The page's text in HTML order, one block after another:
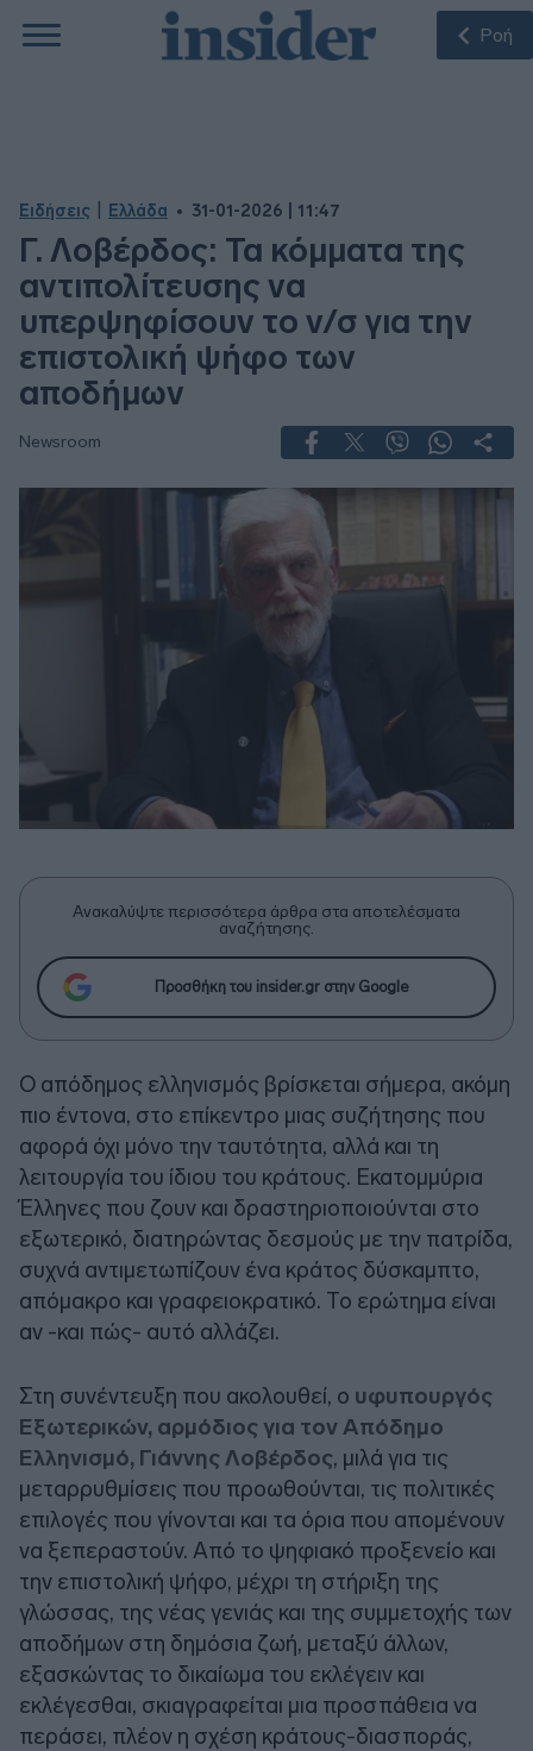
Ροή
Ειδήσεις Ελλάδα 31-01-2026 | 11:47
Γ. Λοβέρδος: Τα κόμματα της
αντιπολίτευσης να
υπερψηφίσουν το ν/σ για την
επιστολική ψήφο των
αποδήμων
Newsroom
Ανακαλύψτε περισσότερα άρθρα στα αποτελέσματα
αναζήτησης.
Προσθήκη του insider.gr στην Google
Ο απόδημος ελληνισμός βρίσκεται σήμερα, ακόμη
πιο έντονα, στο επίκεντρο μιας συζήτησης που
αφορά όχι μόνο την ταυτότητα, αλλά και τη
λειτουργία του ίδιου του κράτους. Εκατομμύρια
Έλληνες που ζουν και δραστηριοποιούνται στο
εξωτερικό, διατηρώντας δεσμούς με την πατρίδα,
συχνά αντιμετωπίζουν ένα κράτος δύσκαμπτο,
απόμακρο και γραφειοκρατικό. Το ερώτημα είναι
αν -και πώς- αυτό αλλάζει.
Στη συνέντευξη που ακολουθεί, ο υφυπουργός
Εξωτερικών, αρμόδιος για τον Απόδημο
Ελληνισμό, Γιάννης Λοβέρδος, μιλά για τις
μεταρρυθμίσεις που προωθούνται, τις πολιτικές
επιλογές που γίνονται και τα όρια που απομένουν
να ξεπεραστούν. Από το ψηφιακό προξενείο και
την επιστολική ψήφο, μέχρι τη στήριξη της
γλώσσας, της νέας γενιάς και της συμμετοχής των
αποδήμων στη δημόσια ζωή, μεταξύ άλλων,
εξασκώντας το δικαίωμα του εκλέγειν και
εκλέγεσθαι, σκιαγραφείται μια προσπάθεια να
περάσει, πλέον η σχέση κράτους-διασποράς,